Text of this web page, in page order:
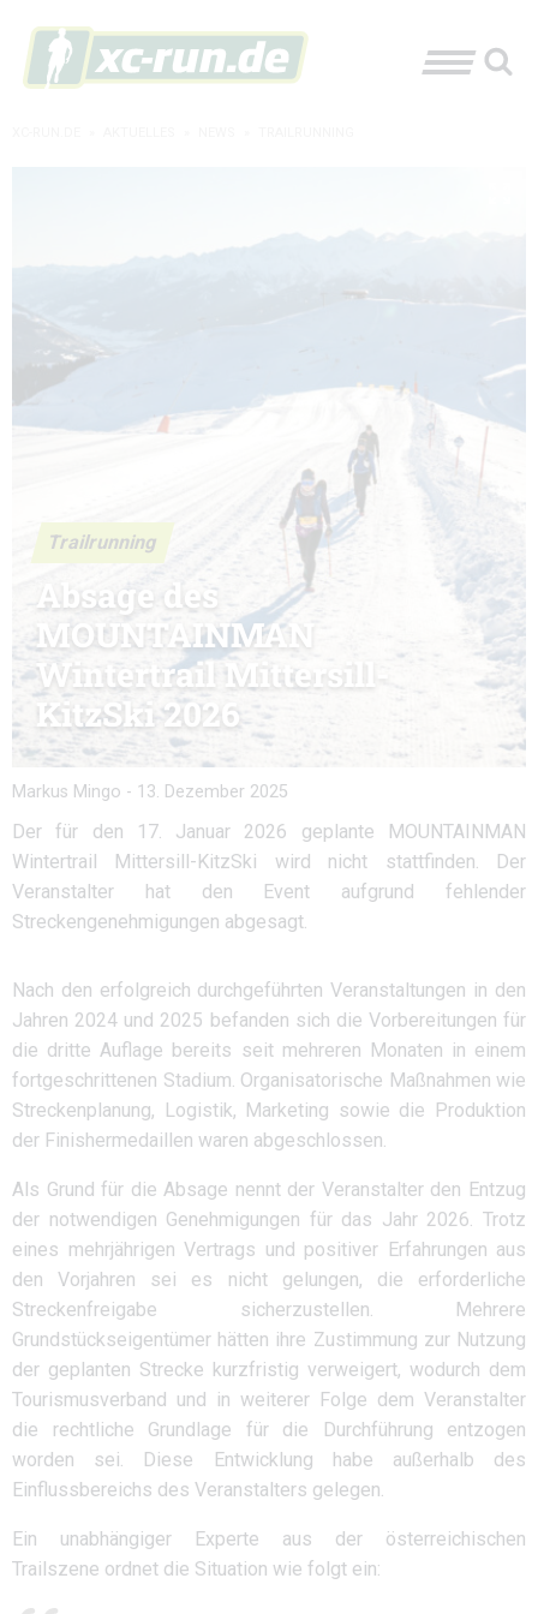
Trailrunning
Absage des
MOUNTAINMAN
Wintertrail Mittersill-
KitzSki 2026
Markus Mingo - 13. Dezember 2025
Der für den 17. Januar 2026 geplante MOUNTAINMAN
Wintertrail Mittersill-KitzSki wird nicht stattfinden. Der
Veranstalter hat den Event aufgrund fehlender
Streckengenehmigungen abgesagt.
Nach den erfolgreich durchgeführten Veranstaltungen in den
Jahren 2024 und 2025 befanden sich die Vorbereitungen für
die dritte Auflage bereits seit mehreren Monaten in einem
fortgeschrittenen Stadium. Organisatorische Maßnahmen wie
Streckenplanung, Logistik, Marketing sowie die Produktion
der Finishermedaillen waren abgeschlossen.
Als Grund für die Absage nennt der Veranstalter den Entzug
der notwendigen Genehmigungen für das Jahr 2026. Trotz
eines mehrjährigen Vertrags und positiver Erfahrungen aus
den Vorjahren sei es nicht gelungen, die erforderliche
Streckenfreigabe sicherzustellen. Mehrere
Grundstückseigentümer hätten ihre Zustimmung zur Nutzung
der geplanten Strecke kurzfristig verweigert, wodurch dem
Tourismusverband und in weiterer Folge dem Veranstalter
die rechtliche Grundlage für die Durchführung entzogen
worden sei. Diese Entwicklung habe außerhalb des
Einflussbereichs des Veranstalters gelegen.
Ein unabhängiger Experte aus der österreichischen
Trailszene ordnet die Situation wie folgt ein: